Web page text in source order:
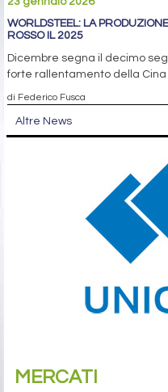
WORLDSTEEL: LA
ROSSO IL 2025
Dicembre segna il decimo
forte rallentamento della Cina
di Federico Fusca
Altre News
MERCATI